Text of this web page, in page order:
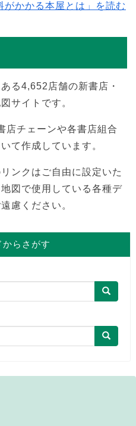
がかかる本屋とは」を読む
る4,652店舗の新書店・
サイトです。
店チェーンや各書店組合
て作成しています。
ンクはご自由に設定いた
図で使用している各種デ
慮ください。
からさがす